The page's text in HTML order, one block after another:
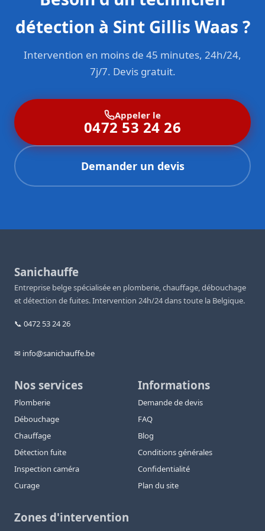
détection à Sint Gillis Waas ?
Intervention en moins de 45 minutes, 24h/24,
7j/7. Devis gratuit.
Appeler le
0472 53 24 26
Demander un devis
Sanichauffe
Entreprise belge spécialisée en plomberie, chauffage, débouchage
et détection de fuites. Intervention 24h/24 dans toute la Belgique.
📞 0472 53 24 26
✉ info@sanichauffe.be
Nos services
Plomberie
Débouchage
Chauffage
Détection fuite
Inspection caméra
Curage
Informations
Demande de devis
FAQ
Blog
Conditions générales
Confidentialité
Plan du site
Zones d'intervention